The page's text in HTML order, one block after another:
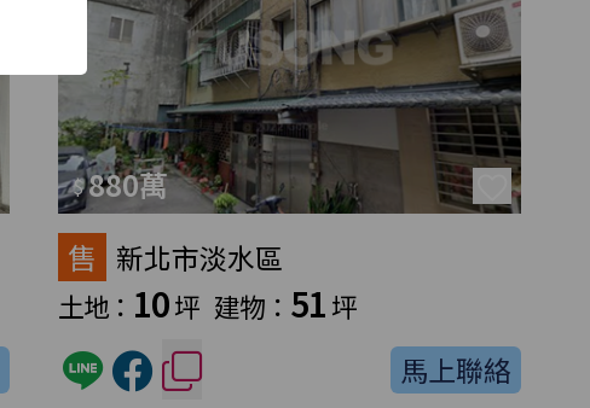
$880萬
售 新北市淡水區
土地： 10坪 建物： 51坪
馬上聯絡